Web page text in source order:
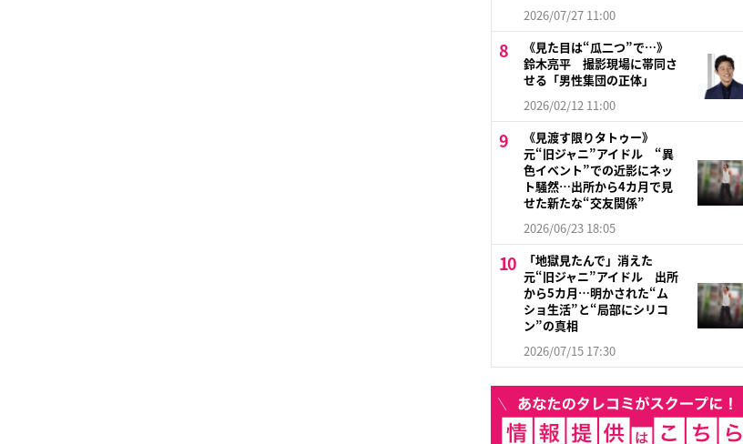
2026/07/27 11:00
《見た目は“瓜二つ”で…》
鈴木亮平 撮影現場に帯同さ
せる「男性集団の正体」
2026/02/12 11:00
《見渡す限りタトゥー》
元“旧ジャニ”アイドル “異
色イベント”での近影にネッ
ト騒然…出所から4カ月で見
せた新たな“交友関係”
2026/06/23 18:05
「地獄見たんで」消えた
元“旧ジャニ”アイドル 出所
から5カ月…明かされた“ム
ショ生活”と“局部にシリコ
ン”の真相
2026/07/15 17:30